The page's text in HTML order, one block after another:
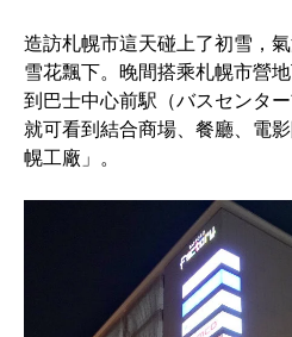
造訪札幌市這天碰上了初雪，
雪花飄下。晚間搭乘札幌市營
到巴士中心前駅（バスセンタ
就可看到結合商場、餐廳、電
幌工廠」。